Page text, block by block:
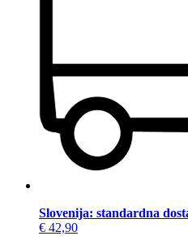
Slovenija: standardna
€ 42,90